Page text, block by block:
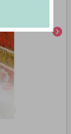
chevron_right